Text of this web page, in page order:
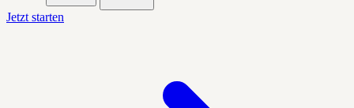
Jetzt starten